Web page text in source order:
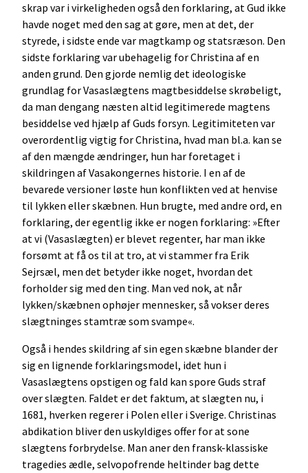
skrap var i virkeligheden også den forklaring, at Gud ikke
havde noget med den sag at gøre, men at det, der
styrede, i sidste ende var magtkamp og statsræson. Den
sidste forklaring var ubehagelig for Christina af en
anden grund. Den gjorde nemlig det ideologiske
grundlag for Vasaslægtens magtbesiddelse skrøbeligt,
da man dengang næsten altid legitimerede magtens
besiddelse ved hjælp af Guds forsyn. Legitimiteten var
overordentlig vigtig for Christina, hvad man bl.a. kan se
af den mængde ændringer, hun har foretaget i
skildringen af Vasakongernes historie. I en af de
bevarede versioner løste hun konflikten ved at henvise
til lykken eller skæbnen. Hun brugte, med andre ord, en
forklaring, der egentlig ikke er nogen forklaring: »Efter
at vi (Vasaslægten) er blevet regenter, har man ikke
forsømt at få os til at tro, at vi stammer fra Erik
Sejrsæl, men det betyder ikke noget, hvordan det
forholder sig med den ting. Man ved nok, at når
lykken/skæbnen ophøjer mennesker, så vokser deres
slægtninges stamtræ som svampe«.
Også i hendes skildring af sin egen skæbne blander der
sig en lignende forklaringsmodel, idet hun i
Vasaslægtens opstigen og fald kan spore Guds straf
over slægten. Faldet er det faktum, at slægten nu, i
1681, hverken regerer i Polen eller i Sverige. Christinas
abdikation bliver den uskyldiges offer for at sone
slægtens forbrydelse. Man aner den fransk-klassiske
tragedies ædle, selvopofrende heltinder bag dette